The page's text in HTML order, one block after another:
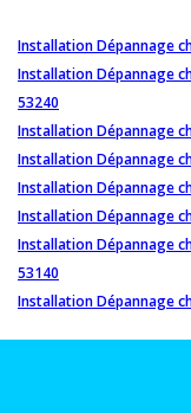
Installation Dépannage
Installation Dépannage
53240
Installation Dépannage
Installation Dépannage
Installation Dépannage
Installation Dépannage
Installation Dépannage
53140
Installation Dépannage